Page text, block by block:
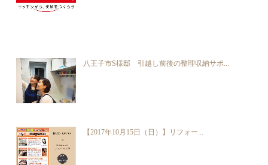
八王子市S様邸 引越し前後の整理収納サポ...
【2017年10月15日（日）】リフォー...